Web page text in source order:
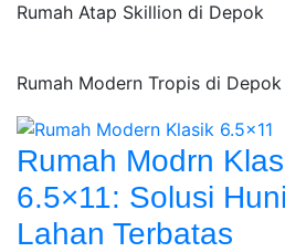
Rumah Atap Skillion di Depok
Rumah Modern Tropis di Depok
Rumah Modrn
6.5×11: Solusi
Lahan Terbatas